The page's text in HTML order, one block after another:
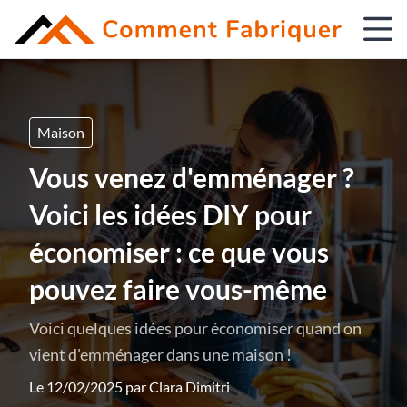
Maison
Vous venez d'emménager ?
Voici les idées DIY pour
économiser : ce que vous
pouvez faire vous-même
Voici quelques idées pour économiser quand on
vient d'emménager dans une maison !
Le 12/02/2025 parClara Dimitri